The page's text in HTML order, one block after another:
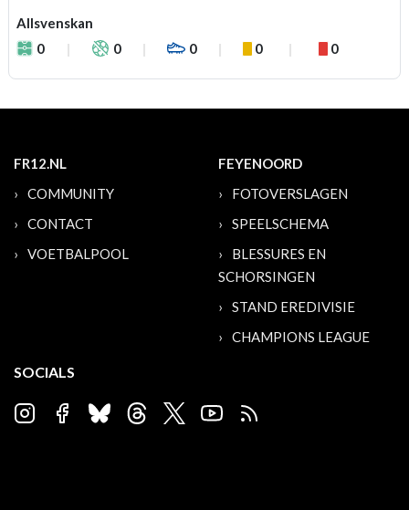
Allsvenskan
0
0 0 0 0
FR12.NL
COMMUNITY
CONTACT
VOETBALPOOL
FEYENOORD
FOTOVERSLAGEN
SPEELSCHEMA
BLESSURES EN
SCHORSINGEN
STAND EREDIVISIE
CHAMPIONS LEAGUE
SOCIALS